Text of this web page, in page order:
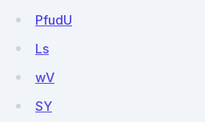
PfudU
Ls
wV
SY